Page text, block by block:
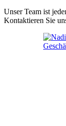
Unser Team ist
Kontaktieren Sie